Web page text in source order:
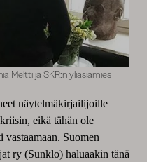
Meltti ja SKR:n yliasiamies
näytelmäkirjailijoille
eikä tähän ole
vastaamaan. Suomen
ry (Sunklo) haluaakin tänä